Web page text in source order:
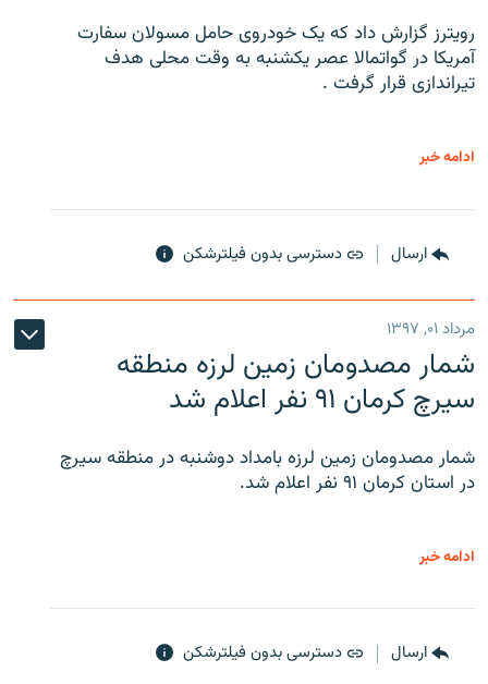
رویترز گزارش داد که یک خودروی حامل مسولان سفارت
آمریکا در گواتمالا عصر یکشنبه به وقت محلی هدف
تیراندازی قرار گرفت .
ادامه خبر
ارسال دسترسی بدون فیلترشکن
مرداد ۰۱, ۱۳۹۷
شمار مصدومان زمین لرزه منطقه
سیرچ کرمان ۹۱ نفر اعلام شد
شمار مصدومان زمین لرزه بامداد دوشنبه در منطقه سیرچ
در استان کرمان ۹۱ نفر اعلام شد.
ادامه خبر
ارسال دسترسی بدون فیلترشکن